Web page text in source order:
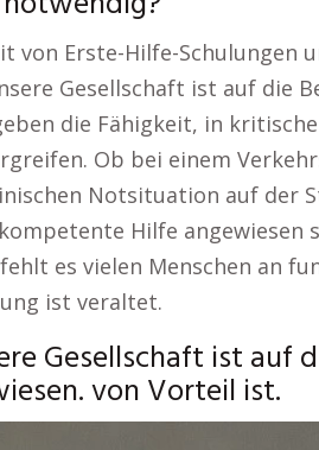
von Erste-Hilfe-Schulungen
Gesellschaft ist auf die
die Fähigkeit, in
Ob bei einem
Notsituation auf der
Hilfe angewiesen
es vielen Menschen an
ist veraltet.
Gesellschaft ist auf
von Vorteil ist.